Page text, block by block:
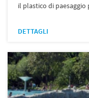
il plastico di paesaggio
DETTAGLI